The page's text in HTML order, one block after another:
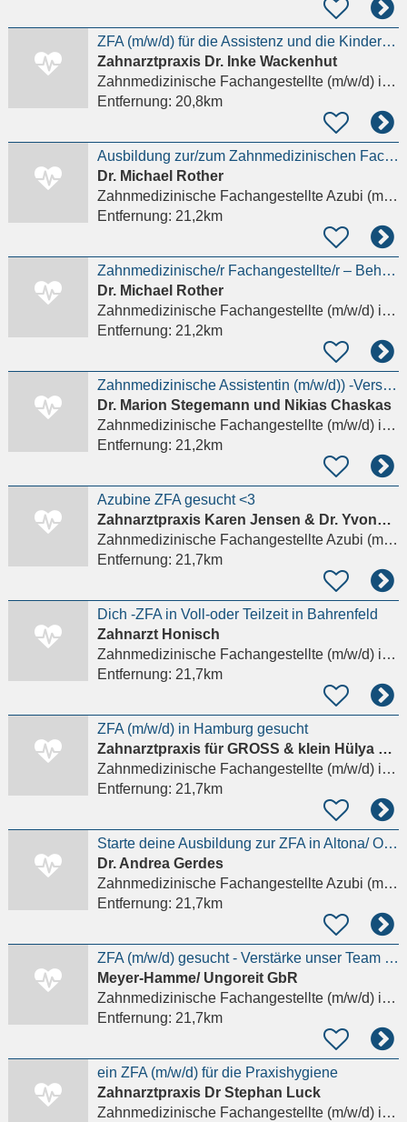
ZFA (m/w/d) für die Assistenz und die Kinderprophylaxe in Altona gesucht
Zahnarztpraxis Dr. Inke Wackenhut
Zahnmedizinische Fachangestellte (m/w/d)in Hamburg
Entfernung: 20,8km
Ausbildung zur/zum Zahnmedizinischen Fachangestellten (m/w/d)
Dr. Michael Rother
Zahnmedizinische Fachangestellte Azubi (m/w/d)
Entfernung: 21,2km
Zahnmedizinische/r Fachangestellte/r – Behandlungsassistenz (m/w/d)
Dr. Michael Rother
Zahnmedizinische Fachangestellte (m/w/d)in Hamburg
Entfernung: 21,2km
Zahnmedizinische Assistentin (m/w/d)) -Verstärke unser Team!
Dr. Marion Stegemann und Nikias Chaskas
Zahnmedizinische Fachangestellte (m/w/d)in Bad Oldesloe
Entfernung: 21,2km
Azubine ZFA gesucht <3
Zahnarztpraxis Karen Jensen & Dr. Yvonne Schenk
Zahnmedizinische Fachangestellte Azubi (m/w/d)
Entfernung: 21,7km
Dich -ZFA in Voll-oder Teilzeit in Bahrenfeld
Zahnarzt Honisch
Zahnmedizinische Fachangestellte (m/w/d)in Hamburg
Entfernung: 21,7km
ZFA (m/w/d) in Hamburg gesucht
Zahnarztpraxis für GROSS & klein Hülya Coban
Zahnmedizinische Fachangestellte (m/w/d)in Hamburg
Entfernung: 21,7km
Starte deine Ausbildung zur ZFA in Altona/ Ottensen!
Dr. Andrea Gerdes
Zahnmedizinische Fachangestellte Azubi (m/w/d)
Entfernung: 21,7km
ZFA (m/w/d) gesucht - Verstärke unser Team in Hamburg-Ottensen
Meyer-Hamme/ Ungoreit GbR
Zahnmedizinische Fachangestellte (m/w/d)in Hamburg
Entfernung: 21,7km
ein ZFA (m/w/d) für die Praxishygiene
Zahnarztpraxis Dr Stephan Luck
Zahnmedizinische Fachangestellte (m/w/d)in Hamburg, Bergedorf